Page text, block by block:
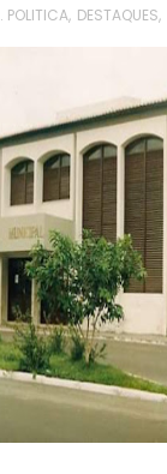
. POLITICA, DESTAQUES,